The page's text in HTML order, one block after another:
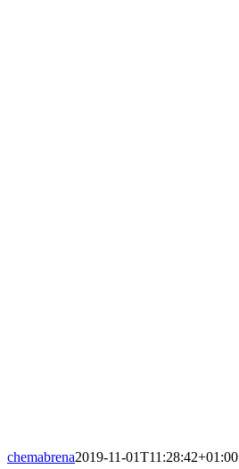
chemabrena2019-11-01T11:28:42+01:00